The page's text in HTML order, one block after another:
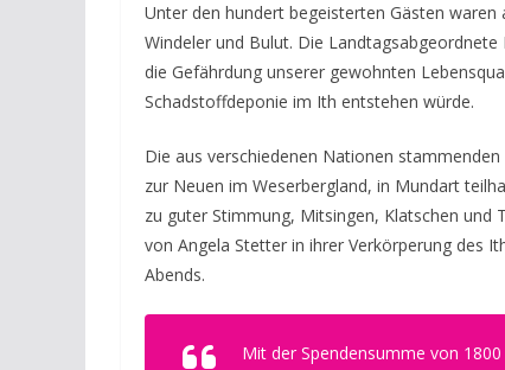
Unter den hundert begeisterten Gästen
Windeler und Bulut. Die
die Gefährdung unserer gewohnten
Schadstoffdeponie im Ith entstehen würde.
Die aus verschiedenen Nationen
zur Neuen im Weserbergland, in Mundart
zu guter Stimmung, Mitsingen, Klatschen und
von Angela Stetter in ihrer Verkörperung des
Abends.
Mit der Spendensumme von